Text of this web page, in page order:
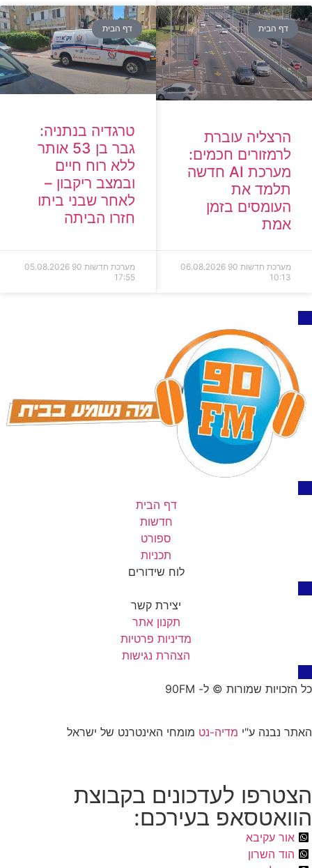
דף הבית
הרצליה עוברת
לרמזורים חכמים:
מערכת AI חדשה
תלמד את
העומסים בזמן
אמת
מערכת חדשות 90
06.08.2026
10:13
דף הבית
טרגדיה בנתניה:
גבר בן 53 אותר
ללא רוח חיים
ובמצב ריקבון –
לאחר שבני ביתו
חזרו הביתה
מערכת חדשות 90
05.08.2026
17:55
דף הבית
חדשות
ספורט
תכניות
לוח שידורים
יצירת קשר
תקנון אתר
מדיניות פרטיות
הצהרת נגישות
כל הזכויות שמורות © ל- 90FM
האתר נבנה ע"י מדיה-נט מומחי האינטרנט של ישראל
הצטרפו לעדכונים בקבוצת
הוואטסאפ בעירכם:
אור עקיבא
הוד השרון